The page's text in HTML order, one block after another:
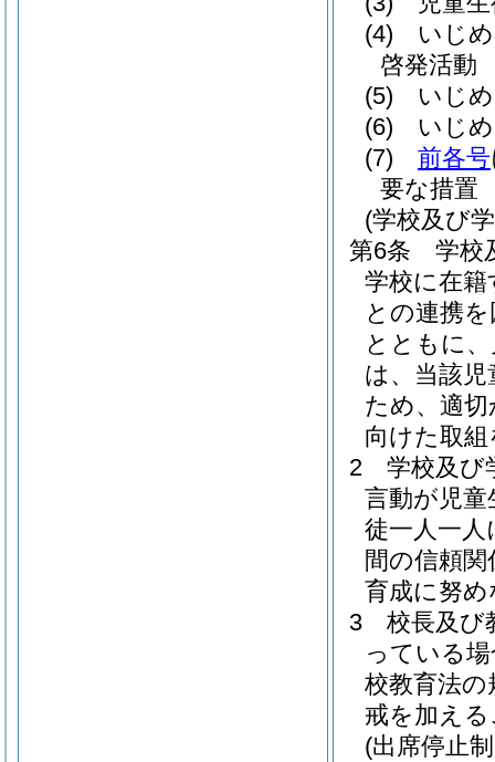
(4)
いじ
啓発活動
(5)
いじ
(6)
いじ
(7)
前各号
要な措置
(学校及び
第6条
学校
学校に在
との連携
とともに
は、当該
ため、適
向けた取
2
学校及び
言動が児
徒一人一
間の信頼
育成に努
3
校長及び
っている
校教育法
戒を加え
(出席停止